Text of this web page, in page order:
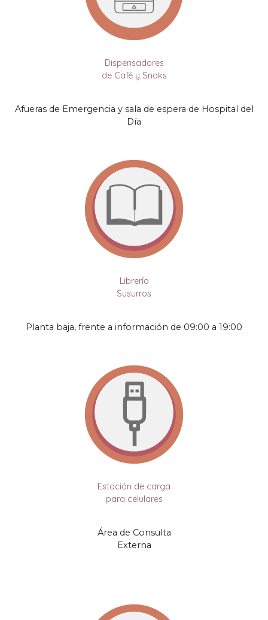
Dispensadores
de Café y Snaks
Afueras de Emergencia y sala de espera de Hospital del
Día
Librería
Susurros
Planta baja, frente a información de 09:00 a 19:00
Estación de carga
para celulares
Área de Consulta
Externa